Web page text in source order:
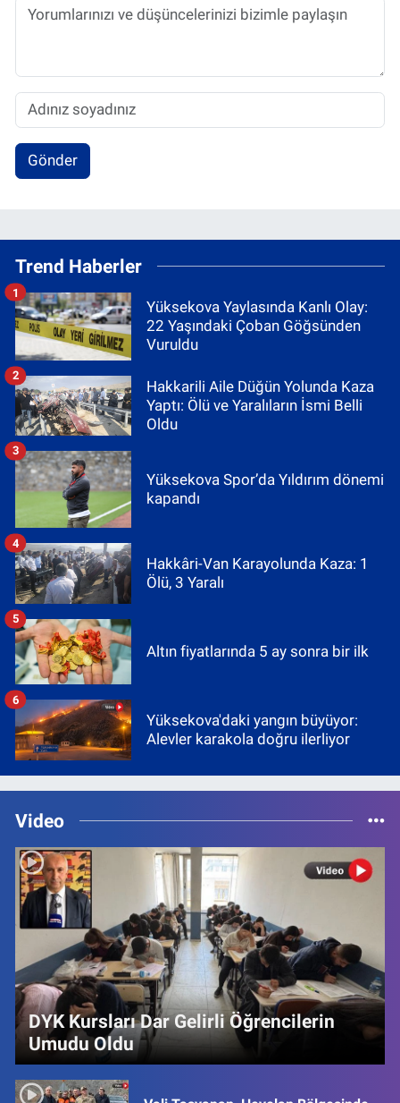
Gönder
Trend Haberler
Yüksekova Yaylasında Kanlı Olay:
22 Yaşındaki Çoban Göğsünden
Vuruldu
1
Hakkarili Aile Düğün Yolunda Kaza
Yaptı: Ölü ve Yaralıların İsmi Belli
Oldu
2
Yüksekova Spor’da Yıldırım dönemi
kapandı
3
Hakkâri-Van Karayolunda Kaza: 1
Ölü, 3 Yaralı
4
Altın fiyatlarında 5 ay sonra bir ilk
5
Yüksekova'daki yangın büyüyor:
Alevler karakola doğru ilerliyor
6
Video
DYK Kursları Dar Gelirli Öğrencilerin
Umudu Oldu